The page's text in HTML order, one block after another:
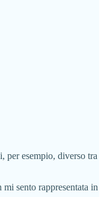
per esempio, diverso tra
sento rappresentata in